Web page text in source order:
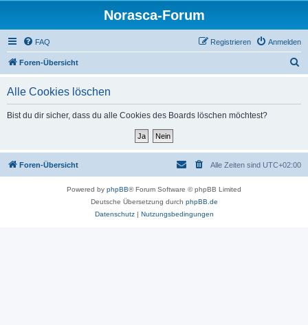
Norasca-Forum
FAQ Anmelden
Registrieren
Foren-Übersicht
Alle Cookies löschen
Bist du dir sicher, dass du alle Cookies des Boards löschen möchtest?
Foren-Übersicht Alle Zeiten sind UTC+02:00
Powered by phpBB® Forum Software © phpBB Limited
Deutsche Übersetzung durch phpBB.de
Datenschutz| Nutzungsbedingungen